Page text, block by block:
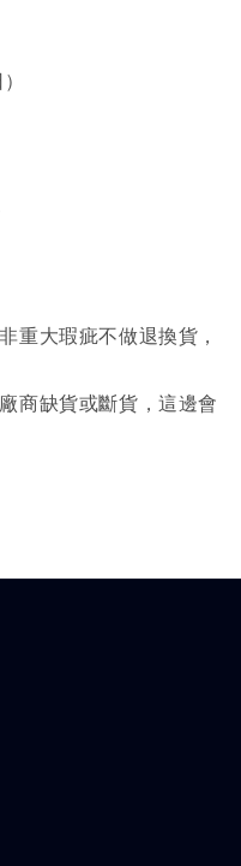
重大瑕疵不做退換貨，
商缺貨或斷貨，這邊會